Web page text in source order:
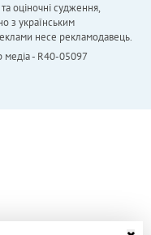
оціночні судження,
з українським
несе рекламодавець.
медіа - R40-05097